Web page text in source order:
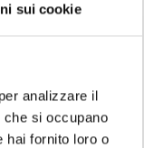
sui cookie
analizzare il
si occupano
hai fornito loro o